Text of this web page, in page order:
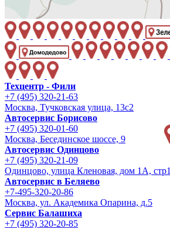
Техцентр - Фили
+7 (495) 320-21-63
Москва, Тучковская улица, 13с2
Автосервис Борисово
+7 (495) 320-01-60
Москва, Бесединское шоссе, 9
Автосервис Одинцово
+7 (495) 320-21-09
Одинцово, улица Кленовая, дом 1А, стр1
Автосервис в Беляево
+7-495-320-20-86
Москва, ул. Академика Опарина, д.5
Сервис Балашиха
+7 (495) 320-20-85